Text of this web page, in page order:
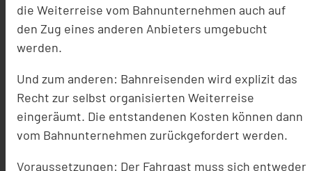
die Weiterreise vom Bahnunternehmen auch auf
den Zug eines anderen Anbieters umgebucht
werden.
Und zum anderen: Bahnreisenden wird explizit das
Recht zur selbst organisierten Weiterreise
eingeräumt. Die entstandenen Kosten können dann
vom Bahnunternehmen zurückgefordert werden.
Voraussetzungen: Der Fahrgast muss sich entweder